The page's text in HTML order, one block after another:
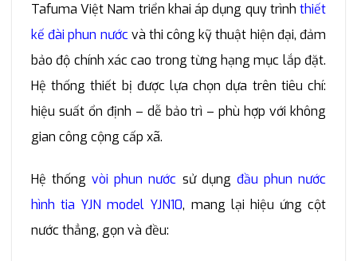
Tafuma Việt Nam triển khai áp dụng quy trình thiết
kế đài phun nướcvà thi công kỹ thuật hiện đại, đảm
bảo độ chính xác cao trong từng hạng mục lắp đặt.
Hệ thống thiết bị được lựa chọn dựa trên tiêu chí:
hiệu suất ổn định – dễ bảo trì – phù hợp với không
gian công cộng cấp xã.
Hệ thốngvòi phun nước sử dụng đầu phun nước
hình tia YJN model YJN10, mang lại hiệu ứng cột
nước thẳng, gọn và đều: